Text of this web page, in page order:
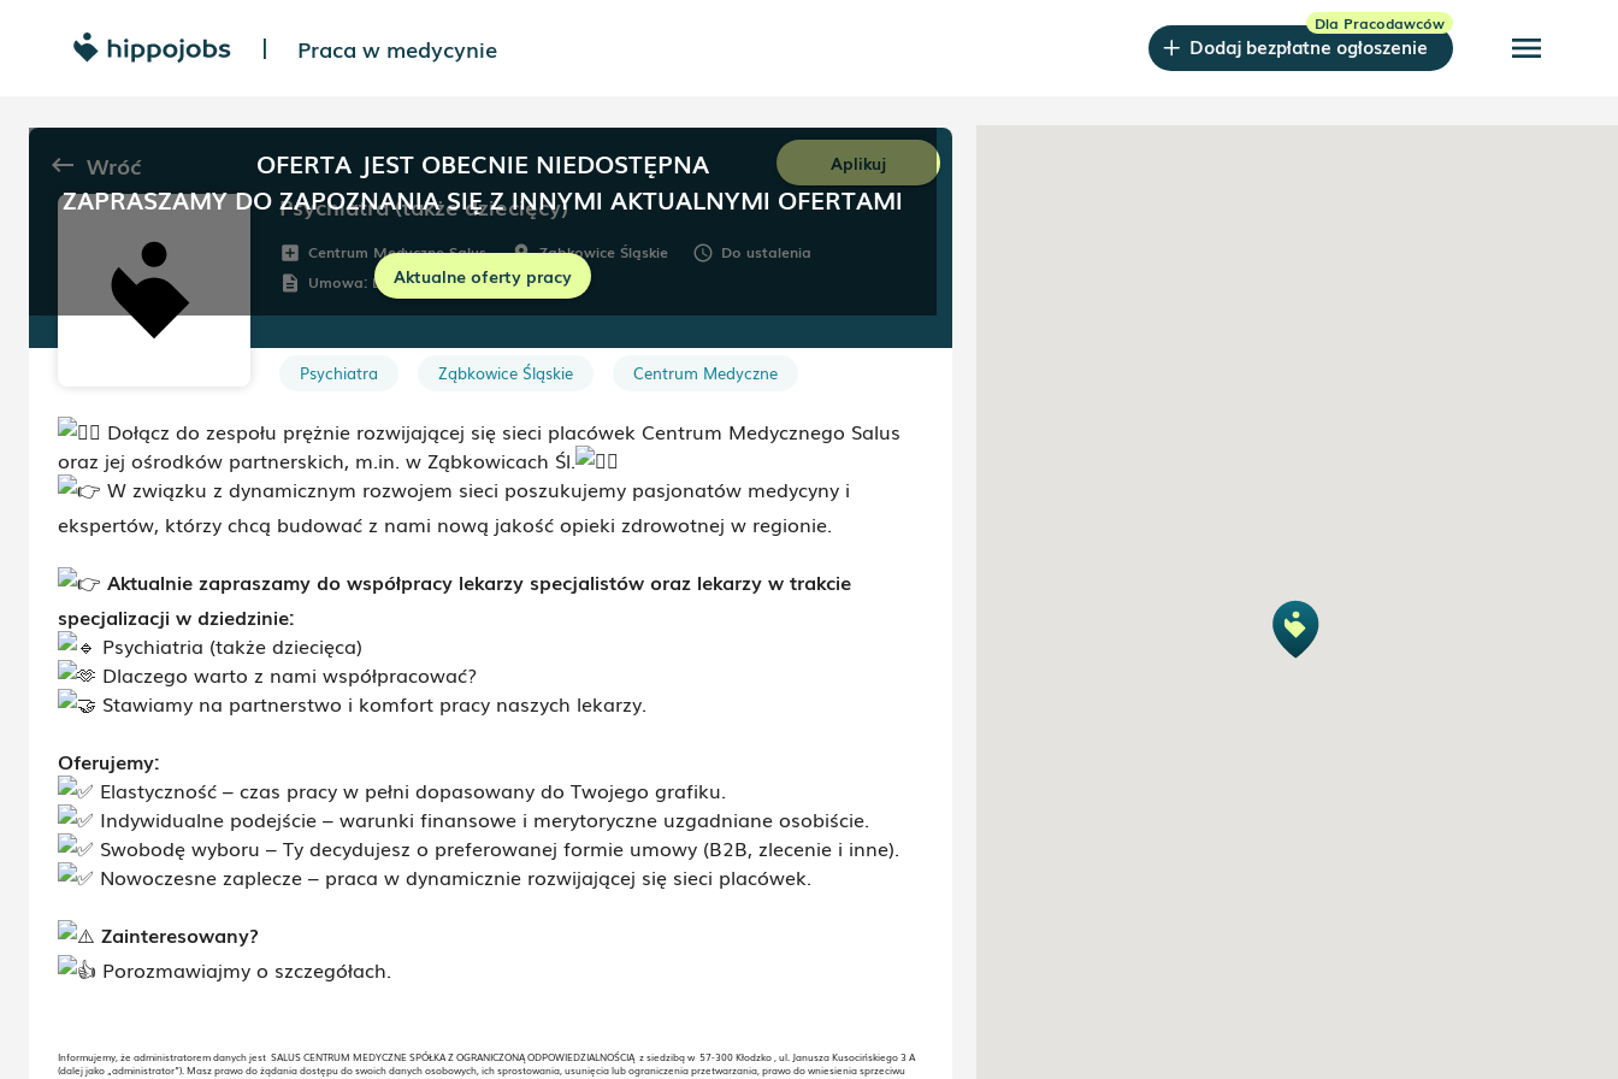
| Praca w medycynie Dodaj bezpłatne ogłoszenie menu
OFERTA JEST OBECNIE NIEDOSTĘPNA
ZAPRASZAMY DO ZAPOZNANIA SIĘ Z INNYMI AKTUALNYMI OFERTAMI
Aktualne oferty pracy
keyboard_backspace Wróć Aplikuj
Psychiatra (także dziecięcy)
add_box Centrum Medyczne Salus room Ząbkowice Śląskie schedule Do ustalenia
description Umowa: Dowolna
Psychiatra Ząbkowice Śląskie Centrum Medyczne
Dołącz do zespołu prężnie rozwijającej się sieci placówek Centrum Medycznego Salus
oraz jej ośrodków partnerskich, m.in. w Ząbkowicach Śl.
W związku z dynamicznym rozwojem sieci poszukujemy pasjonatów medycyny i
ekspertów, którzy chcą budować z nami nową jakość opieki zdrowotnej w regionie.
Aktualnie zapraszamy do współpracy lekarzy specjalistów oraz lekarzy w trakcie
specjalizacji w dziedzinie:
Psychiatria (także dziecięca)
Dlaczego warto z nami współpracować?
Stawiamy na partnerstwo i komfort pracy naszych lekarzy.
Oferujemy:
Elastyczność – czas pracy w pełni dopasowany do Twojego grafiku.
Indywidualne podejście – warunki finansowe i merytoryczne uzgadniane osobiście.
Swobodę wyboru – Ty decydujesz o preferowanej formie umowy (B2B, zlecenie i inne).
Nowoczesne zaplecze – praca w dynamicznie rozwijającej się sieci placówek.
Zainteresowany?
Porozmawiajmy o szczegółach.
Informujemy, że administratorem danych jest SALUS CENTRUM MEDYCZNE SPÓŁKA Z OGRANICZONĄ ODPOWIEDZIALNOŚCIĄ z siedzibą w 57-300 Kłodzko , ul. Janusza Kusocińskiego 3 A
(dalej jako „administrator”). Masz prawo do żądania dostępu do swoich danych osobowych, ich sprostowania, usunięcia lub ograniczenia przetwarzania, prawo do wniesienia sprzeciwu